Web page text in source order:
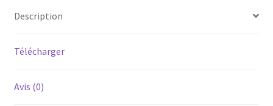
Description
Télécharger
Avis (0)